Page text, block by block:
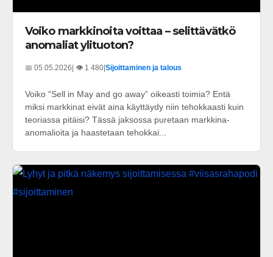
Voiko markkinoita voittaa – selittävätkö
anomaliat ylituoton?
📅 05.05.2026| 👁️ 1 480|Sijoittaminen ja talous
Voiko “Sell in May and go away” oikeasti toimia? Entä
miksi markkinat eivät aina käyttäydy niin tehokkaasti kuin
teoriassa pitäisi? Tässä jaksossa puretaan markkina-
anomalioita ja haastetaan tehokkai...